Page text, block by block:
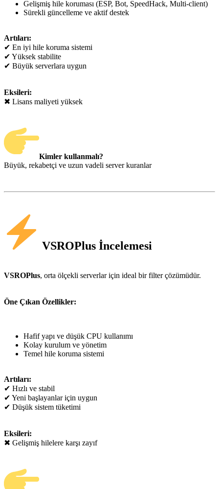
Gelişmiş hile koruması (ESP, Bot, SpeedHack, Multi-client)
Sürekli güncelleme ve aktif destek
Artıları:
✔ En iyi hile koruma sistemi
✔ Yüksek stabilite
✔ Büyük serverlara uygun
Eksileri:
✖ Lisans maliyeti yüksek
Kimler kullanmalı?
Büyük, rekabetçi ve uzun vadeli server kuranlar
VSROPlus İncelemesi
VSROPlus, orta ölçekli serverlar için ideal bir filter çözümüdür.
Öne Çıkan Özellikler:
Hafif yapı ve düşük CPU kullanımı
Kolay kurulum ve yönetim
Temel hile koruma sistemi
Artıları:
✔ Hızlı ve stabil
✔ Yeni başlayanlar için uygun
✔ Düşük sistem tüketimi
Eksileri:
✖ Gelişmiş hilelere karşı zayıf